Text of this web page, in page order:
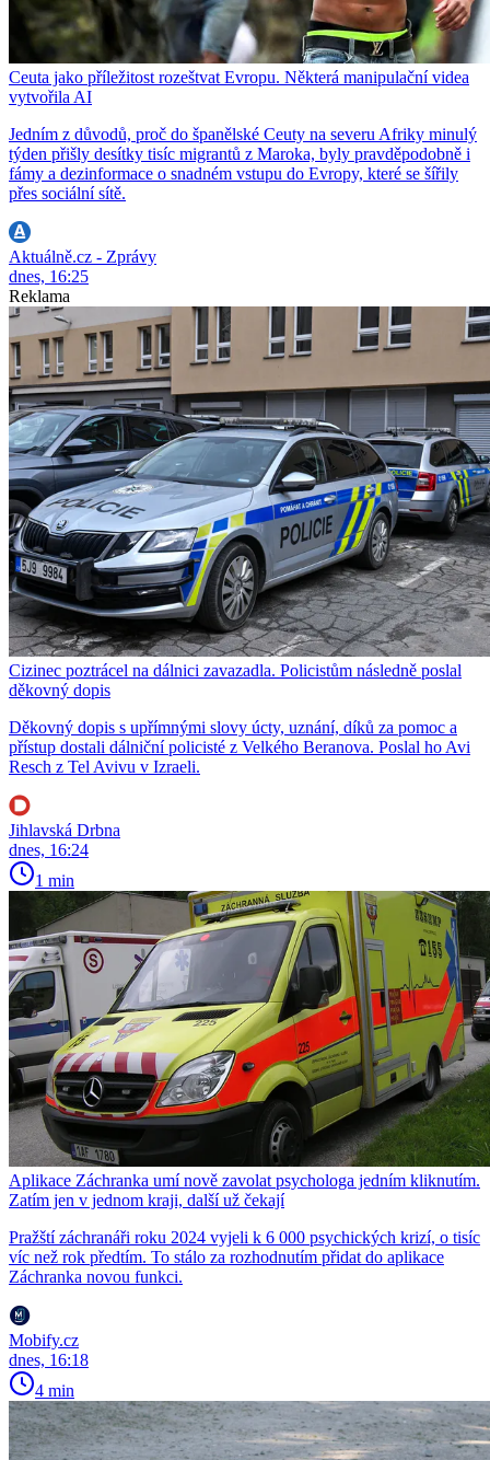
Ceuta jako příležitost rozeštvat Evropu. Některá manipulační videa
vytvořila AI
Jedním z důvodů, proč do španělské Ceuty na severu Afriky minulý
týden přišly desítky tisíc migrantů z Maroka, byly pravděpodobně i
fámy a dezinformace o snadném vstupu do Evropy, které se šířily
přes sociální sítě.
Aktuálně.cz - Zprávy
dnes, 16:25
Reklama
Cizinec poztrácel na dálnici zavazadla. Policistům následně poslal
děkovný dopis
Děkovný dopis s upřímnými slovy úcty, uznání, díků za pomoc a
přístup dostali dálniční policisté z Velkého Beranova. Poslal ho Avi
Resch z Tel Avivu v Izraeli.
Jihlavská Drbna
dnes, 16:24
1 min
Aplikace Záchranka umí nově zavolat psychologa jedním kliknutím.
Zatím jen v jednom kraji, další už čekají
Pražští záchranáři roku 2024 vyjeli k 6 000 psychických krizí, o tisíc
víc než rok předtím. To stálo za rozhodnutím přidat do aplikace
Záchranka novou funkci.
Mobify.cz
dnes, 16:18
4 min